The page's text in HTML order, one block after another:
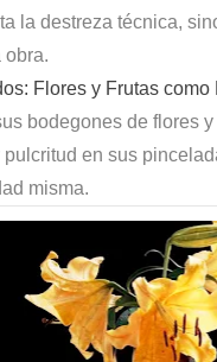
la destreza técnica,
obra.
Flores y Frutas como
bodegones de flores
en sus
misma.